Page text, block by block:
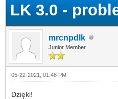
LK 3.0 -
mrcnpdlk
Junior Member
05-22-2021, 01:48 PM
Dzięki!